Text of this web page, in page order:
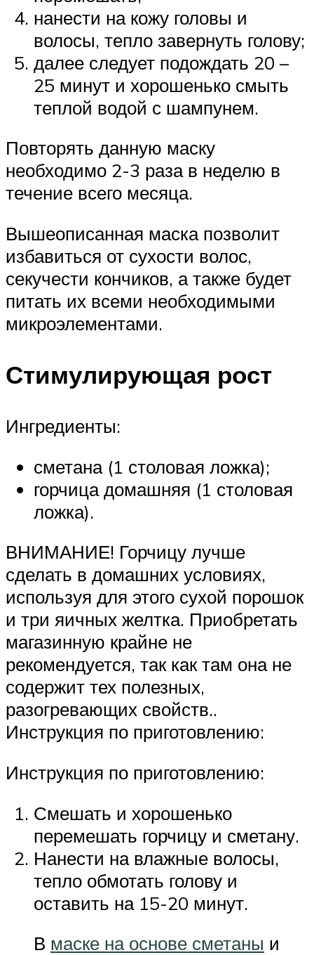
нанести на кожу головы и
волосы, тепло завернуть голову;
далее следует подождать 20 –
25 минут и хорошенько смыть
теплой водой с шампунем.
Повторять данную маску
необходимо 2-3 раза в неделю в
течение всего месяца.
Вышеописанная маска позволит
избавиться от сухости волос,
секучести кончиков, а также будет
питать их всеми необходимыми
микроэлементами.
Стимулирующая рост
Ингредиенты:
сметана (1 столовая ложка);
горчица домашняя (1 столовая
ложка).
ВНИМАНИЕ! Горчицу лучше
сделать в домашних условиях,
используя для этого сухой порошок
и три яичных желтка. Приобретать
магазинную крайне не
рекомендуется, так как там она не
содержит тех полезных,
разогревающих свойств..
Инструкция по приготовлению:
Инструкция по приготовлению:
Смешать и хорошенько
перемешать горчицу и сметану.
Нанести на влажные волосы,
тепло обмотать голову и
оставить на 15-20 минут.
В маске на основе сметаны и